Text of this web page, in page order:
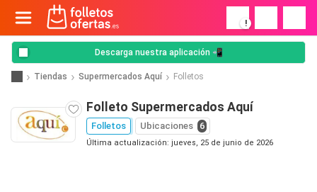
!
Descarga nuestra aplicación 📲
Tiendas Supermercados Aquí Folletos
Folleto Supermercados Aquí
Folletos Ubicaciones 6
Última actualización: jueves, 25 de junio de 2026